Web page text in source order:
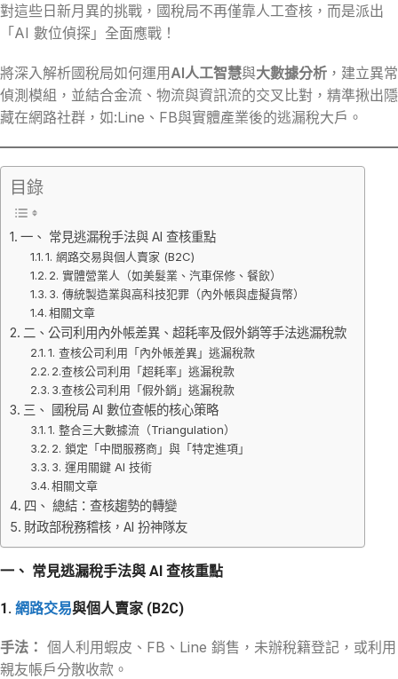
對這些日新月異的挑戰，國稅局不再僅靠人工查核，而是派出
「AI 數位偵探」全面應戰！
將深入解析國稅局如何運用AI人工智慧與大數據分析 ，建立異常
偵測模組，並結合金流、物流與資訊流的交叉比對，精準揪出隱
藏在網路社群，如:Line、FB與實體產業後的逃漏稅大戶。
目錄
一、 常見逃漏稅手法與 AI 查核重點
1. 網路交易與個人賣家 (B2C)
2. 實體營業人（如美髮業、汽車保修、餐飲）
3. 傳統製造業與高科技犯罪（內外帳與虛擬貨幣）
相關文章
二、公司利用內外帳差異、超耗率及假外銷等手法逃漏稅款
1. 查核公司利用「內外帳差異」逃漏稅款
2.查核公司利用「超耗率」逃漏稅款
3.查核公司利用「假外銷」逃漏稅款
三、 國稅局 AI 數位查帳的核心策略
1. 整合三大數據流（Triangulation）
2. 鎖定「中間服務商」與「特定進項」
3. 運用關鍵 AI 技術
相關文章
四、 總結：查核趨勢的轉變
財政部稅務稽核，AI 扮神隊友
一、 常見逃漏稅手法與 AI 查核重點
1. 網路交易與個人賣家 (B2C)
手法： 個人利用蝦皮、FB、Line 銷售，未辦稅籍登記，或利用
親友帳戶分散收款。